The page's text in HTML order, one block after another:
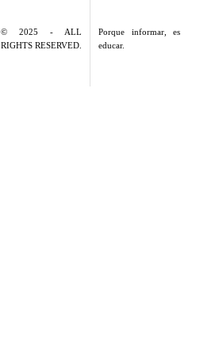
© 2025 - ALL
RIGHTS RESERVED.
Porque informar, es
educar.